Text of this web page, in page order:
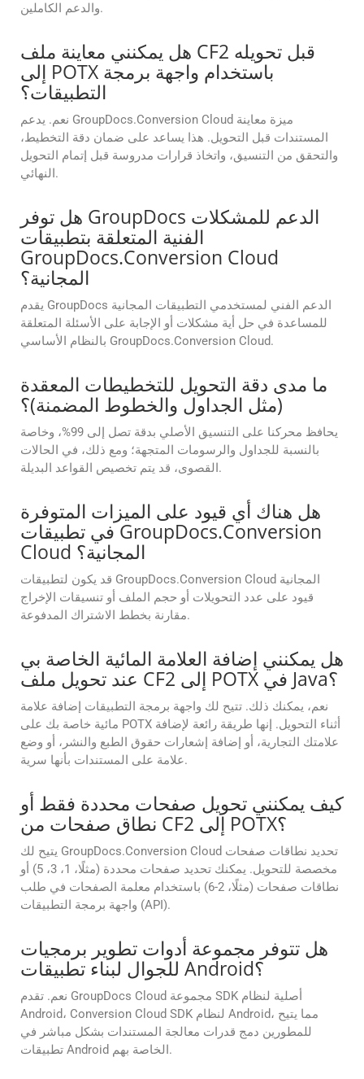
والدعم الكاملين.
هل يمكنني معاينة ملف CF2 قبل تحويله
إلى POTX باستخدام واجهة برمجة
التطبيقات؟
نعم. يدعم GroupDocs.Conversion Cloud ميزة معاينة
المستندات قبل التحويل. هذا يساعد على ضمان دقة التخطيط،
والتحقق من التنسيق، واتخاذ قرارات مدروسة قبل إتمام التحويل
النهائي.
هل توفر GroupDocs الدعم للمشكلات
الفنية المتعلقة بتطبيقات
GroupDocs.Conversion Cloud
المجانية؟
يقدم GroupDocs الدعم الفني لمستخدمي التطبيقات المجانية
للمساعدة في حل أية مشكلات أو الإجابة على الأسئلة المتعلقة
بالنظام الأساسي GroupDocs.Conversion Cloud.
ما مدى دقة التحويل للتخطيطات المعقدة
(مثل الجداول والخطوط المضمنة)؟
يحافظ محركنا على التنسيق الأصلي بدقة تصل إلى 99%، وخاصة
بالنسبة للجداول والرسومات المتجهة؛ ومع ذلك، في الحالات
القصوى، قد يتم تخصيص القواعد البديلة.
هل هناك أي قيود على الميزات المتوفرة
في تطبيقات GroupDocs.Conversion
Cloud المجانية؟
قد يكون لتطبيقات GroupDocs.Conversion Cloud المجانية
قيود على عدد التحويلات أو حجم الملف أو تنسيقات الإخراج
مقارنة بخطط الاشتراك المدفوعة.
هل يمكنني إضافة العلامة المائية الخاصة بي
عند تحويل ملف CF2 إلى POTX في Java؟
نعم، يمكنك ذلك. تتيح لك واجهة برمجة التطبيقات إضافة علامة
مائية خاصة بك على POTX أثناء التحويل. إنها طريقة رائعة لإضافة
علامتك التجارية، أو إضافة إشعارات حقوق الطبع والنشر، أو وضع
علامة على المستندات بأنها سرية.
كيف يمكنني تحويل صفحات محددة فقط أو
نطاق صفحات من CF2 إلى POTX؟
يتيح لك GroupDocs.Conversion Cloud تحديد نطاقات صفحات
مخصصة للتحويل. يمكنك تحديد صفحات محددة (مثلًا، 1، 3، 5) أو
نطاقات صفحات (مثلًا، 2-6) باستخدام معلمة الصفحات في طلب
واجهة برمجة التطبيقات (API).
هل تتوفر مجموعة أدوات تطوير برمجيات
للجوال لبناء تطبيقات Android؟
نعم. تقدم GroupDocs Cloud مجموعة SDK أصلية لنظام
Android، Conversion Cloud SDK لنظام Android، مما يتيح
للمطورين دمج قدرات معالجة المستندات بشكل مباشر في
تطبيقات Android الخاصة بهم.